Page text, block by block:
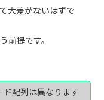
大差がないはずで
提です。
配列は異なります